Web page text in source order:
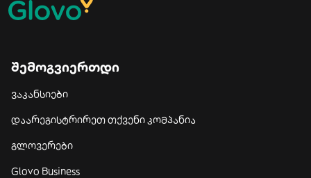
შემოგვიერთდი
ვაკანსიები
დაარეგისტრირეთ თქვენი კომპანია
გლოვერები
Glovo Business